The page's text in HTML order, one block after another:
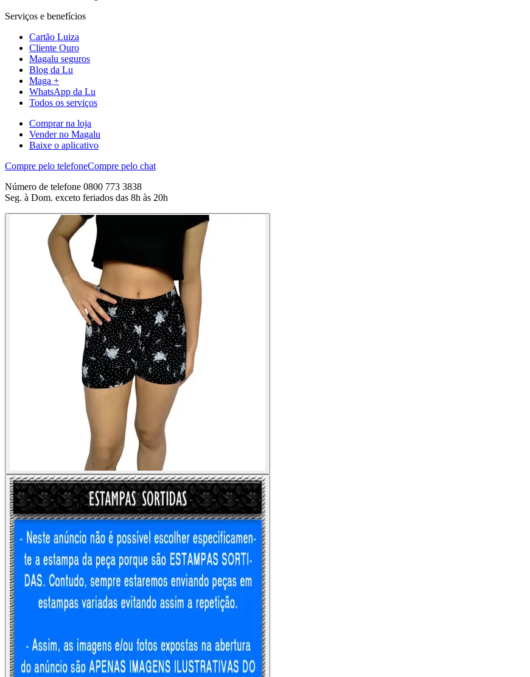
Serviços e benefícios
Cartão Luiza
Cliente Ouro
Magalu seguros
Blog da Lu
Maga +
WhatsApp da Lu
Todos os serviços
Comprar na loja
Vender no Magalu
Baixe o aplicativo
Compre pelo telefoneCompre pelo chat
Número de telefone 0800 773 3838
Seg. à Dom. exceto feriados das 8h às 20h